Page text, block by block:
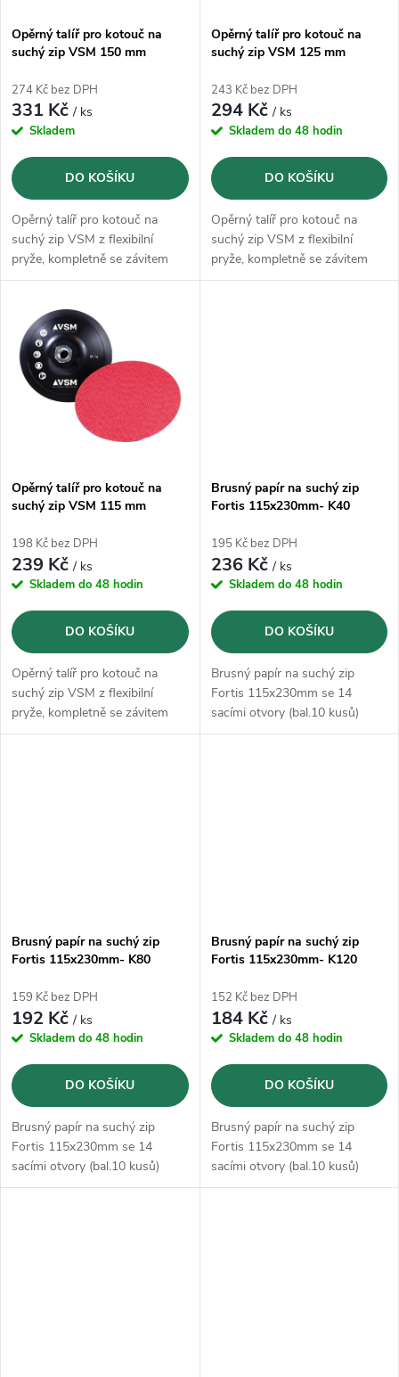
p
r
o
d
u
k
ů
s
p
r
o
d
u
k
t
ů
Opěrný talíř pro kotouč na
suchý zip VSM 150 mm
274 Kč bez DPH
331 Kč/ ks
Skladem
DO KOŠÍKU
Opěrný talíř pro kotouč na
suchý zip VSM z flexibilní
pryže, kompletně se závitem
M14.
Opěrný talíř pro kotouč na
suchý zip VSM 125 mm
243 Kč bez DPH
294 Kč/ ks
Skladem do 48 hodin
DO KOŠÍKU
Opěrný talíř pro kotouč na
suchý zip VSM z flexibilní
pryže, kompletně se závitem
M14.
Opěrný talíř pro kotouč na
suchý zip VSM 115 mm
198 Kč bez DPH
239 Kč/ ks
Skladem do 48 hodin
DO KOŠÍKU
Opěrný talíř pro kotouč na
suchý zip VSM z flexibilní
pryže, kompletně se závitem
M14.
Brusný papír na suchý zip
Fortis 115x230mm- K40
195 Kč bez DPH
236 Kč/ ks
Skladem do 48 hodin
DO KOŠÍKU
Brusný papír na suchý zip
Fortis 115x230mm se 14
sacími otvory (bal.10 kusů)
Brusný papír na suchý zip
Fortis 115x230mm- K80
159 Kč bez DPH
192 Kč/ ks
Skladem do 48 hodin
DO KOŠÍKU
Brusný papír na suchý zip
Fortis 115x230mm se 14
sacími otvory (bal.10 kusů)
Brusný papír na suchý zip
Fortis 115x230mm- K120
152 Kč bez DPH
184 Kč/ ks
Skladem do 48 hodin
DO KOŠÍKU
Brusný papír na suchý zip
Fortis 115x230mm se 14
sacími otvory (bal.10 kusů)